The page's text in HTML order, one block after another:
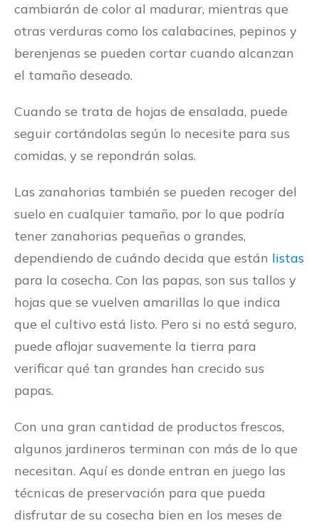
cambiarán de color al madurar, mientras que
otras verduras como los calabacines, pepinos y
berenjenas se pueden cortar cuando alcanzan
el tamaño deseado.
Cuando se trata de hojas de ensalada, puede
seguir cortándolas según lo necesite para sus
comidas, y se repondrán solas.
Las zanahorias también se pueden recoger del
suelo en cualquier tamaño, por lo que podría
tener zanahorias pequeñas o grandes,
dependiendo de cuándo decida que están listas
para la cosecha. Con las papas, son sus tallos y
hojas que se vuelven amarillas lo que indica
que el cultivo está listo. Pero si no está seguro,
puede aflojar suavemente la tierra para
verificar qué tan grandes han crecido sus
papas.
Con una gran cantidad de productos frescos,
algunos jardineros terminan con más de lo que
necesitan. Aquí es donde entran en juego las
técnicas de preservación para que pueda
disfrutar de su cosecha bien en los meses de